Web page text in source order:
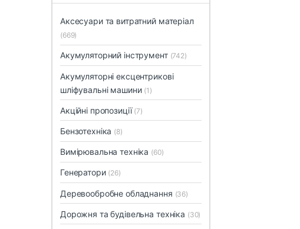
Аксесуари та витратний матеріал
(669)
Акумуляторний інструмент (742)
Акумуляторні ексцентрикові
шліфувальні машини (1)
Акційні пропозиції (7)
Бензотехніка (8)
Вимірювальна техніка (60)
Генератори (26)
Деревообробне обладнання (36)
Дорожня та будівельна техніка (30)